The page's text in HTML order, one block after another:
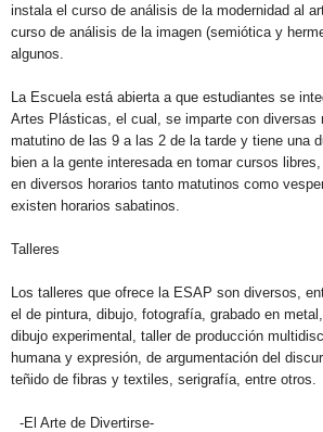
instala el curso de análisis de la modernidad al
curso de análisis de la imagen (semiótica y
algunos.
La Escuela está abierta a que estudiantes se
Artes Plásticas, el cual, se imparte con diversas
matutino de las 9 a las 2 de la tarde y tiene una
bien a la gente interesada en tomar cursos
en diversos horarios tanto matutinos como
existen horarios sabatinos.
Talleres
Los talleres que ofrece la ESAP son diversos,
el de pintura, dibujo, fotografía, grabado en
dibujo experimental, taller de producción
humana y expresión, de argumentación del
teñido de fibras y textiles, serigrafía, entre otros.
-El Arte de Divertirse-